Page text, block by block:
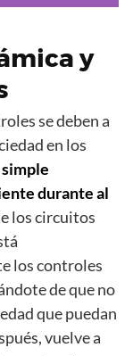
y
se deben a
en los
durante al
los circuitos
los controles
de que no
que puedan
vuelve a